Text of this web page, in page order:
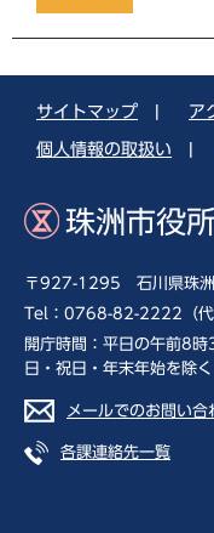
サイトマップ ア
個人情報の取扱い
珠洲市役所
〒927-1295 石川県珠洲
Tel：0768-82-2222（代
開庁時間：平日の午前8
日・祝日・年末年始を除く
メールでのお問い合
各課連絡先一覧